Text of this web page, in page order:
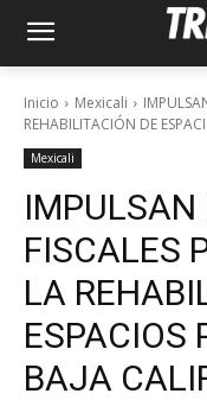
Inicio Mexicali
REHABILITACIÓN DE
Mexicali
IMPULSAN
FISCALES
LA
ESPACIOS
BAJA